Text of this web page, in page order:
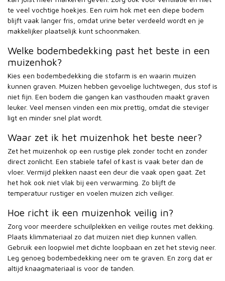
te veel vochtige hoekjes. Een ruim hok met een diepe bodem
blijft vaak langer fris, omdat urine beter verdeeld wordt en je
makkelijker plaatselijk kunt schoonmaken.
Welke bodembedekking past het beste in een
muizenhok?
Kies een bodembedekking die stofarm is en waarin muizen
kunnen graven. Muizen hebben gevoelige luchtwegen, dus stof is
niet fijn. Een bodem die gangen kan vasthouden maakt graven
leuker. Veel mensen vinden een mix prettig, omdat die steviger
ligt en minder snel plat wordt.
Waar zet ik het muizenhok het beste neer?
Zet het muizenhok op een rustige plek zonder tocht en zonder
direct zonlicht. Een stabiele tafel of kast is vaak beter dan de
vloer. Vermijd plekken naast een deur die vaak open gaat. Zet
het hok ook niet vlak bij een verwarming. Zo blijft de
temperatuur rustiger en voelen muizen zich veiliger.
Hoe richt ik een muizenhok veilig in?
Zorg voor meerdere schuilplekken en veilige routes met dekking.
Plaats klimmateriaal zo dat muizen niet diep kunnen vallen.
Gebruik een loopwiel met dichte loopbaan en zet het stevig neer.
Leg genoeg bodembedekking neer om te graven. En zorg dat er
altijd knaagmateriaal is voor de tanden.